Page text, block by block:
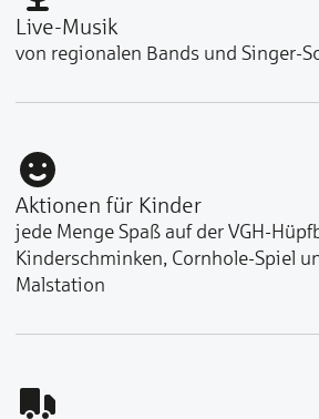
Live-Musik
von regionalen Bands und Singer-
Aktionen für Kinder
jede Menge Spaß auf der VGH-
Kinderschminken, Cornhole-Spiel
Malstation